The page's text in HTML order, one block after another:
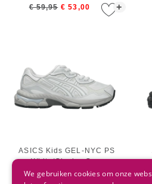
+
€ 59,95 € 53,00
+
ASICS Kids GEL-NYC PS
White/Glacier Grey
€ 95,00
We gebruiken cookies om onze